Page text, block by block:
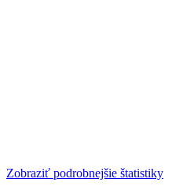
Zobraziť podrobnejšie štatistiky